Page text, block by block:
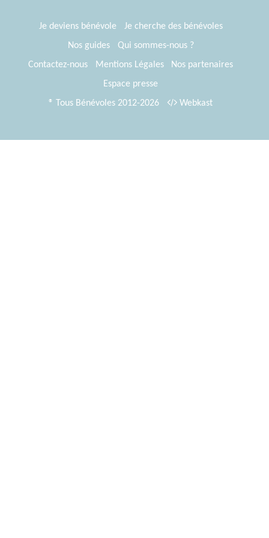
Je deviens bénévole
Je cherche des bénévoles
Nos guides
Qui sommes-nous ?
Contactez-nous
Mentions Légales
Nos partenaires
Espace presse
® Tous Bénévoles 2012-2026
Webkast